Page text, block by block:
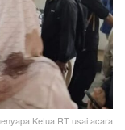
Ketua RT usai acara